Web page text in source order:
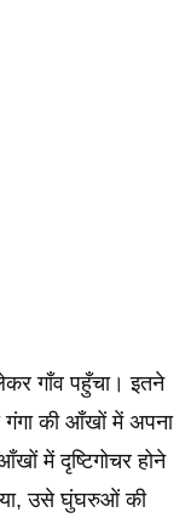
गाँव पहुँचा। इतने
गंगा की आँखों में अपना
में दृष्टिगोचर होने
उसे घुंघरुओं की